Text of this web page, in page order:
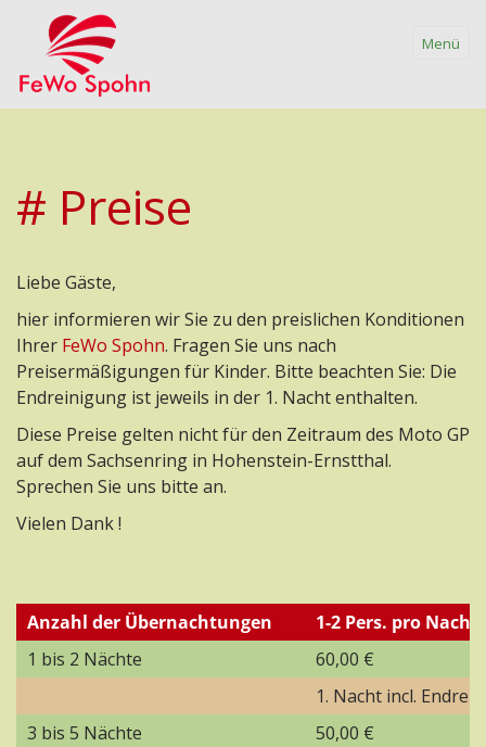
Menü
Home
Preise
Anfrage / Buchung
Datenschutz
# Preise
Liebe Gäste,
hier informieren wir Sie zu den preislichen Konditionen
Ihrer FeWo Spohn. Fragen Sie uns nach
Preisermäßigungen für Kinder. Bitte beachten Sie: Die
Endreinigung ist jeweils in der 1. Nacht enthalten.
Diese Preise gelten nicht für den Zeitraum des Moto GP
auf dem Sachsenring in Hohenstein-Ernstthal.
Sprechen Sie uns bitte an.
Vielen Dank !
Anzahl der Übernachtungen
1-2 Pers. pro Nacht
1 bis 2 Nächte
60,00 €
1. Nacht incl.
3 bis 5 Nächte
50,00 €